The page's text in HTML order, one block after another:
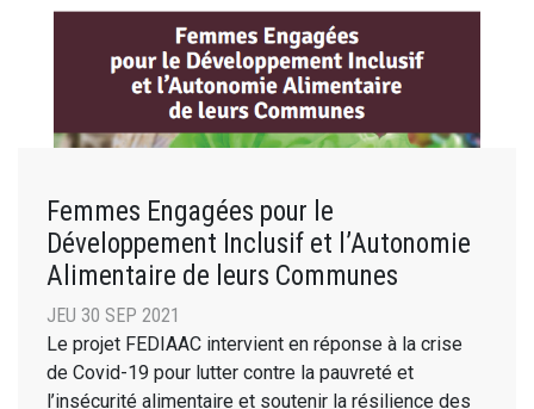
Femmes Engagées pour le
Développement Inclusif et l’Autonomie
Alimentaire de leurs Communes
JEU 30 SEP 2021
Le projet FEDIAAC intervient en réponse à la crise
de Covid-19 pour lutter contre la pauvreté et
l’insécurité alimentaire et soutenir la résilience des